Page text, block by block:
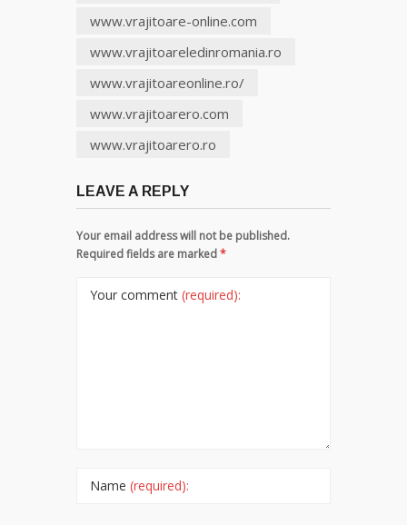
www.vrajitoare-online.com
www.vrajitoareledinromania.ro
www.vrajitoareonline.ro/
www.vrajitoarero.com
www.vrajitoarero.ro
LEAVE A REPLY
Your email address will not be published.
Required fields are marked*
Your comment (required):
Name (required):